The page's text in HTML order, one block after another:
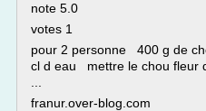
note 5.0
votes 1
pour 2 personne 400 g de
cl d eau mettre le chou fleur
franur.over-blog.com